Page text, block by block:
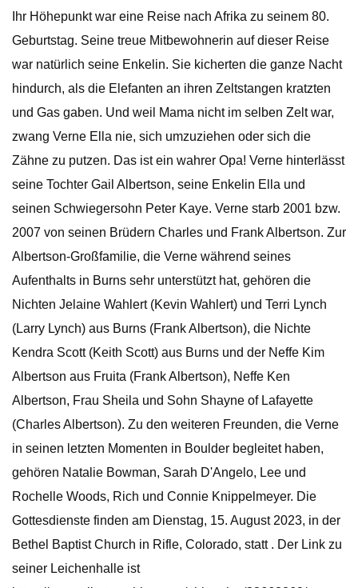
Ihr Höhepunkt war eine Reise nach Afrika zu seinem 80.
Geburtstag. Seine treue Mitbewohnerin auf dieser Reise
war natürlich seine Enkelin. Sie kicherten die ganze Nacht
hindurch, als die Elefanten an ihren Zeltstangen kratzten
und Gas gaben. Und weil Mama nicht im selben Zelt war,
zwang Verne Ella nie, sich umzuziehen oder sich die
Zähne zu putzen. Das ist ein wahrer Opa! Verne hinterlässt
seine Tochter Gail Albertson, seine Enkelin Ella und
seinen Schwiegersohn Peter Kaye. Verne starb 2001 bzw.
2007 von seinen Brüdern Charles und Frank Albertson. Zur
Albertson-Großfamilie, die Verne während seines
Aufenthalts in Burns sehr unterstützt hat, gehören die
Nichten Jelaine Wahlert (Kevin Wahlert) und Terri Lynch
(Larry Lynch) aus Burns (Frank Albertson), die Nichte
Kendra Scott (Keith Scott) aus Burns und der Neffe Kim
Albertson aus Fruita (Frank Albertson), Neffe Ken
Albertson, Frau Sheila und Sohn Shayne of Lafayette
(Charles Albertson). Zu den weiteren Freunden, die Verne
in seinen letzten Momenten in Boulder begleitet haben,
gehören Natalie Bowman, Sarah D'Angelo, Lee und
Rochelle Woods, Rich und Connie Knippelmeyer. Die
Gottesdienste finden am Dienstag, 15. August 2023, in der
Bethel Baptist Church in Rifle, Colorado, statt . Der Link zu
seiner Leichenhalle ist